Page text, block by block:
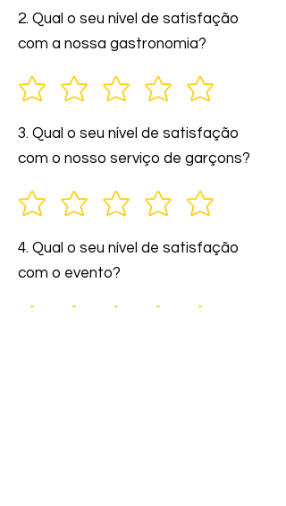
2. Qual o seu nível de satisfação
com a nossa gastronomia?
3. Qual o seu nível de satisfação
com o nosso serviço de garçons?
4. Qual o seu nível de satisfação
com o evento?